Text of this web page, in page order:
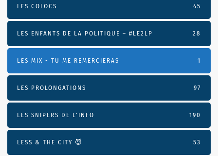
LES COLOCS 45
LES ENFANTS DE LA POLITIQUE – #LE2LP 28
LES MIX - TU ME REMERCIERAS 1
LES PROLONGATIONS 97
LES SNIPERS DE L’INFO 190
LESS & THE CITY 😈 53